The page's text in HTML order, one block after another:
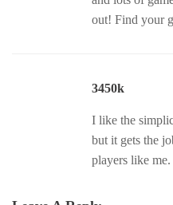
out! Find your
3450k
I like the
but it gets the
players like